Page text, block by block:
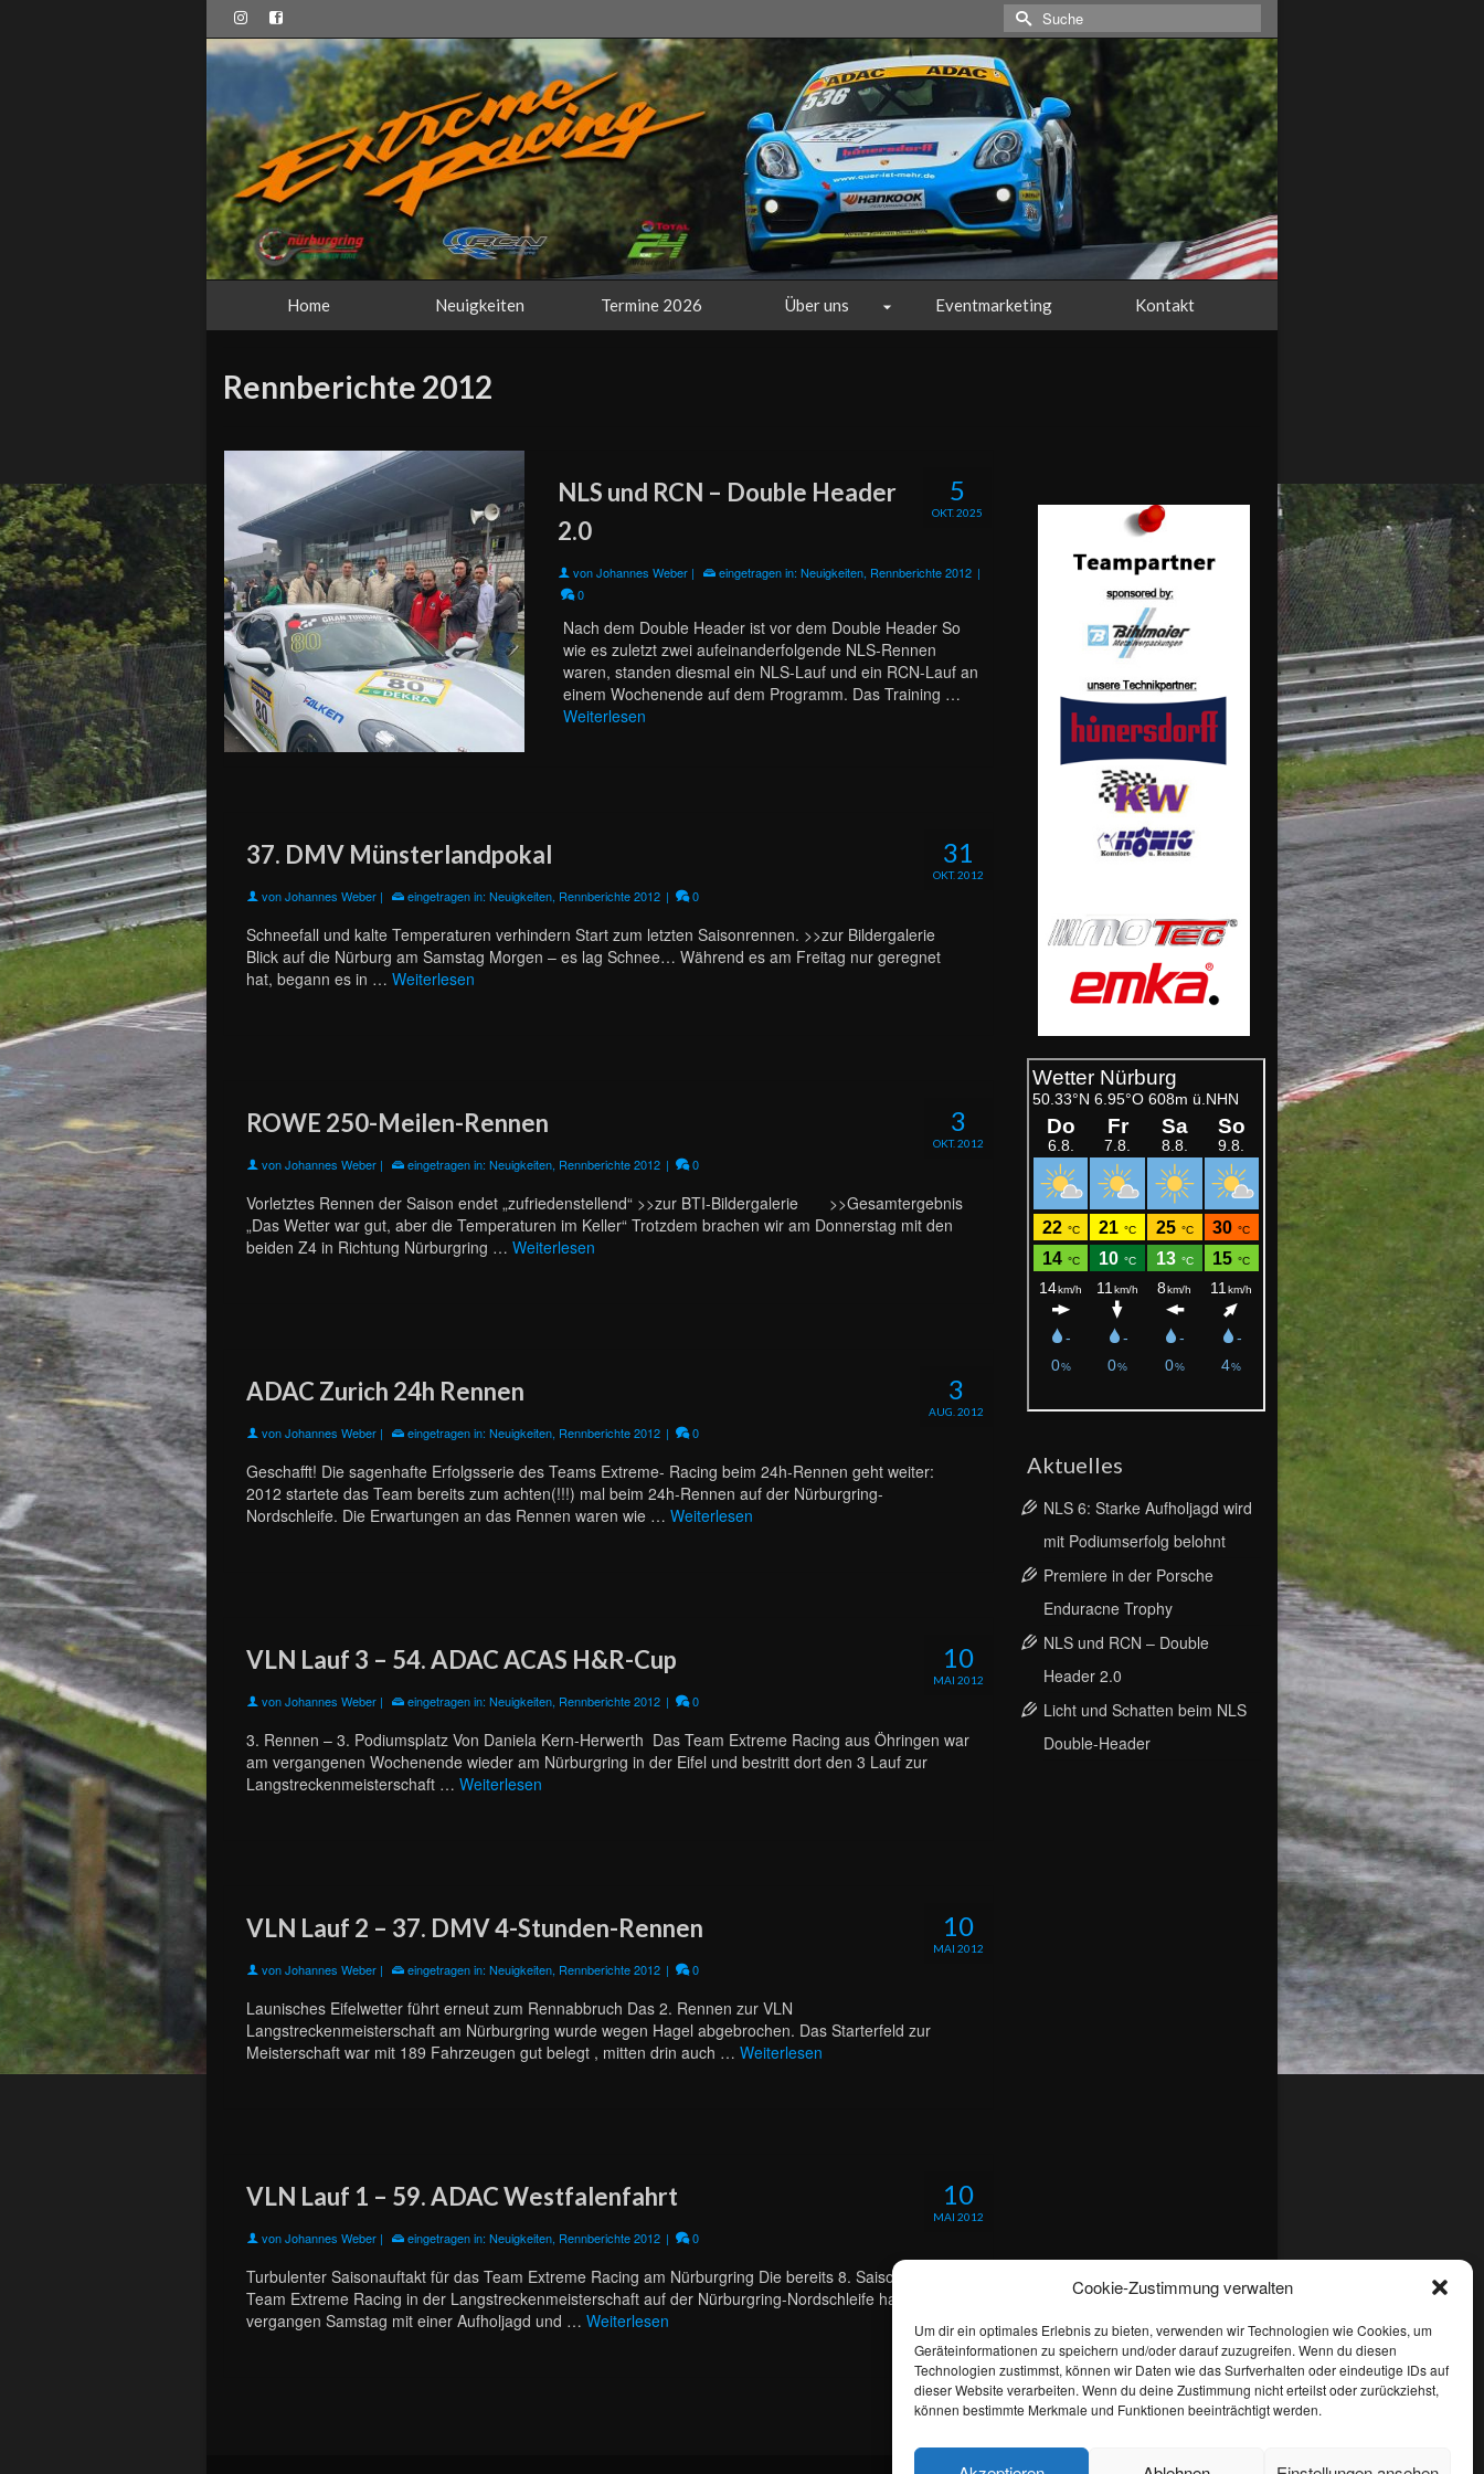
Cookie-Zustimmung verwalten
Um dir ein optimales Erlebnis zu bieten, verwenden wir Technologien wie Cookies, um
Geräteinformationen zu speichern und/oder darauf zuzugreifen. Wenn du diesen
Technologien zustimmst, können wir Daten wie das Surfverhalten oder eindeutige IDs auf
dieser Website verarbeiten. Wenn du deine Zustimmung nicht erteilst oder zurückziehst,
können bestimmte Merkmale und Funktionen beeinträchtigt werden.
Suche
nach:
Home Neuigkeiten Termine 2026 Über uns Eventmarketing Kontakt
Rennberichte 2012
5
OKT. 2025
NLS und RCN – Double Header
2.0
vonJohannes Weber | eingetragen in:Neuigkeiten, Rennberichte 2012 |
0
Nach dem Double Header ist vor dem Double Header So
wie es zuletzt zwei aufeinanderfolgende NLS-Rennen
waren, standen diesmal ein NLS-Lauf und ein RCN-Lauf an
einem Wochenende auf dem Programm. Das Training …
Weiterlesen
31
OKT. 2012
37. DMV Münsterlandpokal
vonJohannes Weber | eingetragen in: Neuigkeiten, Rennberichte 2012 | 0
Schneefall und kalte Temperaturen verhindern Start zum letzten Saisonrennen. >>zur Bildergalerie
Blick auf die Nürburg am Samstag Morgen – es lag Schnee… Während es am Freitag nur geregnet
hat, begann es in … Weiterlesen
3
OKT. 2012
ROWE 250-Meilen-Rennen
vonJohannes Weber | eingetragen in: Neuigkeiten, Rennberichte 2012 | 0
Vorletztes Rennen der Saison endet „zufriedenstellend“ >>zur BTI-Bildergalerie >>Gesamtergebnis
„Das Wetter war gut, aber die Temperaturen im Keller“ Trotzdem brachen wir am Donnerstag mit den
beiden Z4 in Richtung Nürburgring … Weiterlesen
3
AUG. 2012
ADAC Zurich 24h Rennen
vonJohannes Weber | eingetragen in: Neuigkeiten, Rennberichte 2012 | 0
Geschafft! Die sagenhafte Erfolgsserie des Teams Extreme- Racing beim 24h-Rennen geht weiter:
2012 startete das Team bereits zum achten(!!!) mal beim 24h-Rennen auf der Nürburgring-
Nordschleife. Die Erwartungen an das Rennen waren wie … Weiterlesen
10
MAI 2012
VLN Lauf 3 – 54. ADAC ACAS H&R-Cup
vonJohannes Weber | eingetragen in: Neuigkeiten, Rennberichte 2012 | 0
3. Rennen – 3. Podiumsplatz Von Daniela Kern-Herwerth Das Team Extreme Racing aus Öhringen war
am vergangenen Wochenende wieder am Nürburgring in der Eifel und bestritt dort den 3 Lauf zur
Langstreckenmeisterschaft … Weiterlesen
10
MAI 2012
VLN Lauf 2 – 37. DMV 4-Stunden-Rennen
vonJohannes Weber | eingetragen in: Neuigkeiten, Rennberichte 2012 | 0
Launisches Eifelwetter führt erneut zum Rennabbruch Das 2. Rennen zur VLN
Langstreckenmeisterschaft am Nürburgring wurde wegen Hagel abgebrochen. Das Starterfeld zur
Meisterschaft war mit 189 Fahrzeugen gut belegt , mitten drin auch … Weiterlesen
10
MAI 2012
VLN Lauf 1 – 59. ADAC Westfalenfahrt
vonJohannes Weber | eingetragen in: Neuigkeiten, Rennberichte 2012 | 0
Turbulenter Saisonauftakt für das Team Extreme Racing am Nürburgring Die bereits 8. Saison für das
Team Extreme Racing in der Langstreckenmeisterschaft auf der Nürburgring-Nordschleife hat am
vergangen Samstag mit einer Aufholjagd und … Weiterlesen
Aktuelles
NLS 6: Starke Aufholjagd wird
mit Podiumserfolg belohnt
Premiere in der Porsche
Enduracne Trophy
NLS und RCN – Double
Header 2.0
Licht und Schatten beim NLS
Double-Header